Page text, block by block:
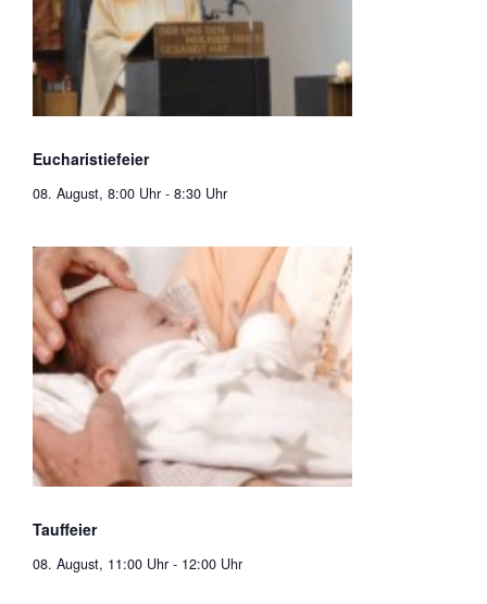
Eucharistiefeier
08. August, 8:00 Uhr - 8:30 Uhr
Tauffeier
08. August, 11:00 Uhr - 12:00 Uhr